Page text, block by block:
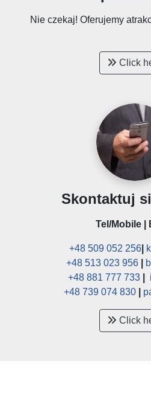
Nie czekaj! Oferujemy
Click
Skontaktuj
Tel/Mobile |
+48 509 052 256
+48 513 023 956
+48 881 777 733
+48 739 074 830
Click